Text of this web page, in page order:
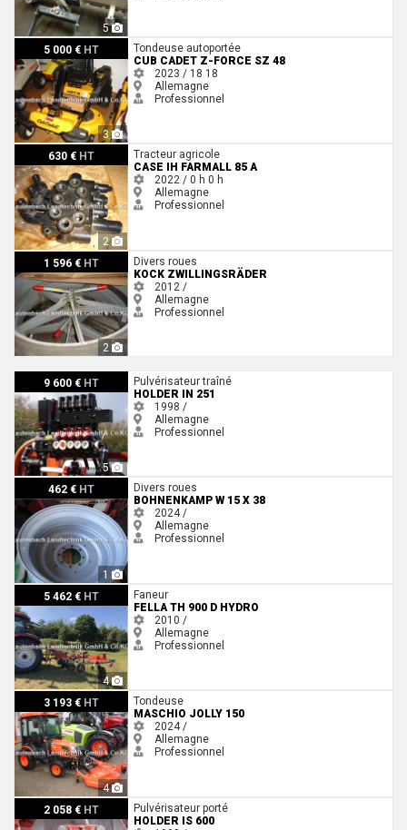
5
5 000 € HT
3
Cub Cadet Z-Force SZ 48Tondeuse autoportée
CUB CADET Z-FORCE SZ 48
2023 / 18 18
Allemagne
Professionnel
630 € HT
2
Case IH Farmall 85 A
Tracteur agricole
CASE IH FARMALL 85 A
2022 / 0 h 0 h
Allemagne
Professionnel
1 596 € HT
2
Kock Zwillingsräder
Divers roues
KOCK ZWILLINGSRÄDER
2012 /
Allemagne
Professionnel
9 600 € HT
5
Holder IN 251
Pulvérisateur traîné
HOLDER IN 251
1998 /
Allemagne
Professionnel
462 € HT
1
Bohnenkamp W 15 x 38
Divers roues
BOHNENKAMP W 15 X 38
2024 /
Allemagne
Professionnel
5 462 € HT
4
Fella TH 900 D Hydro
Faneur
FELLA TH 900 D HYDRO
2010 /
Allemagne
Professionnel
3 193 € HT
4
Maschio Jolly 150
Tondeuse
MASCHIO JOLLY 150
2024 /
Allemagne
Professionnel
2 058 € HT
Holder IS 600
Pulvérisateur porté
HOLDER IS 600